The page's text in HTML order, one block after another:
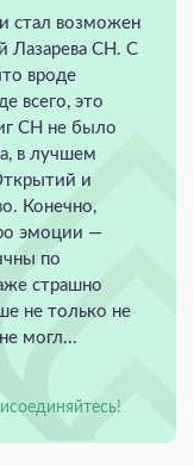
стал возможен
Лазарева СН. С
вроде
всего, это
СН не было
в лучшем
и
Конечно,
эмоции —
по
страшно
не только не
могл...